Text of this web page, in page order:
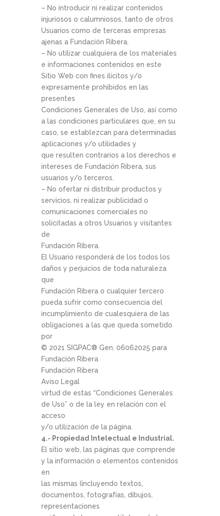
– No introducir ni realizar contenidos
injuriosos o calumniosos, tanto de otros
Usuarios como de terceras empresas
ajenas a Fundación Ribera.
– No utilizar cualquiera de los materiales
e informaciones contenidos en este
Sitio Web con fines ilícitos y/o
expresamente prohibidos en las
presentes
Condiciones Generales de Uso, así como
a las condiciones particulares que, en su
caso, se establezcan para determinadas
aplicaciones y/o utilidades y
que resulten contrarios a los derechos e
intereses de Fundación Ribera, sus
usuarios y/o terceros.
– No ofertar ni distribuir productos y
servicios, ni realizar publicidad o
comunicaciones comerciales no
solicitadas a otros Usuarios y visitantes
de
Fundación Ribera.
El Usuario responderá de los todos los
daños y perjuicios de toda naturaleza
que
Fundación Ribera o cualquier tercero
pueda sufrir como consecuencia del
incumplimiento de cualesquiera de las
obligaciones a las que queda sometido
por
© 2021 SIGPAC®­ Gen. 06­06­2025 para
Fundación Ribera
Fundación Ribera
Aviso Legal
virtud de estas “Condiciones Generales
de Uso” o de la ley en relación con el
acceso
y/o utilización de la página.
4.- Propiedad Intelectual e Industrial.
El sitio web, las páginas que comprende
y la información o elementos contenidos
en
las mismas (incluyendo textos,
documentos, fotografías, dibujos,
representaciones